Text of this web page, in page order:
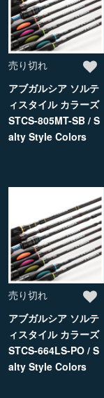
売り切れ
アブガルシア ソルテ
ィスタイル カラーズ
STCS-805MT-SB / S
alty Style Colors
売り切れ
アブガルシア ソルテ
ィスタイル カラーズ
STCS-664LS-PO / S
alty Style Colors